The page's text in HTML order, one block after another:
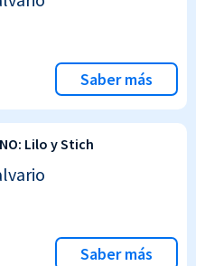
Saber más
Lilo y Stich
Saber más